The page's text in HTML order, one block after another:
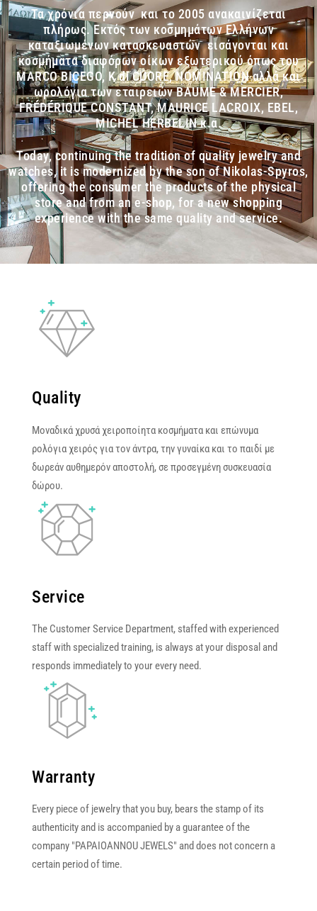
Τα χρόνια περνούν και το 2005 ανακαινίζεται
πλήρως. Εκτός των κοσμημάτων Ελλήνων
καταξιωμένων κατασκευαστών εισάγονται και
κοσμήματα διαφόρων οίκων εξωτερικού όπως του
MARCO BICEGO, K di CUORE, NOMINATION αλλά και
ωρολόγια των εταιρειών BAUME & MERCIER,
FRÉDÉRIQUE CONSTANT, MAURICE LACROIX, EBEL,
MICHEL HERBELIN κ.α.
Today, continuing the tradition of quality jewelry and
watches, it is modernized by the son of Nikolas-Spyros,
offering the consumer the products of the physical
store and from an e-shop, for a new shopping
experience with the same quality and service.
Quality
Μοναδικά χρυσά χειροποίητα κοσμήματα και επώνυμα
ρολόγια χειρός για τον άντρα, την γυναίκα και το παιδί με
δωρεάν αυθημερόν αποστολή, σε προσεγμένη συσκευασία
δώρου.
Service
The Customer Service Department, staffed with experienced
staff with specialized training, is always at your disposal and
responds immediately to your every need.
Warranty
Every piece of jewelry that you buy, bears the stamp of its
authenticity and is accompanied by a guarantee of the
company "PAPAIOANNOU JEWELS" and does not concern a
certain period of time.